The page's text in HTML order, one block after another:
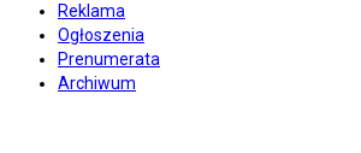
Reklama
Ogłoszenia
Prenumerata
Archiwum